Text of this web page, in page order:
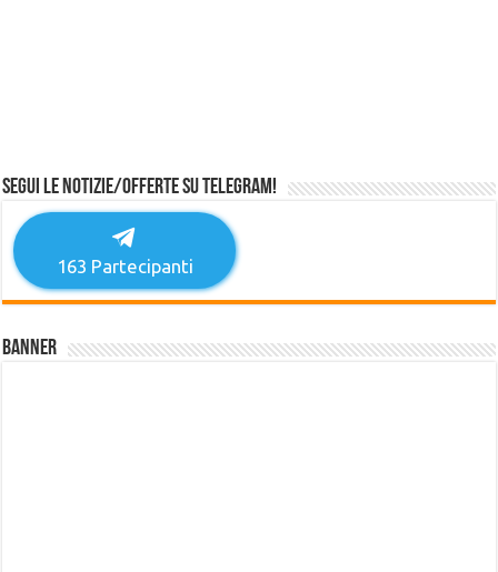
Segui le notizie/offerte su Telegram!
163 Partecipanti
Banner